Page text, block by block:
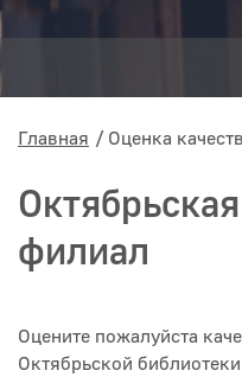
Главная Оценка
филиал
Оцените пожалуйста
Октябрьской библиотеки